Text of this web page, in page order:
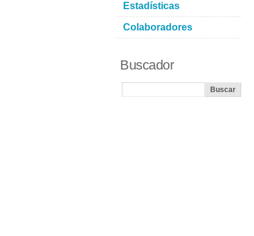
Estadísticas
Colaboradores
Buscador